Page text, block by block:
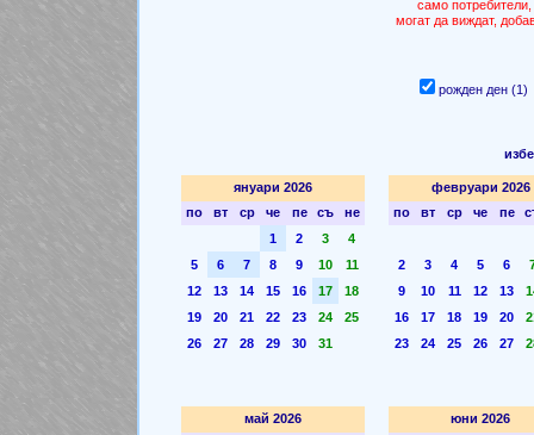
само
могат да виждат,
рожден ден
януари 2026
по
вт ср че пе съ
не
1
2 3
4
5
6 7 8 9 10
11
12
13 14 15 16 17
18
19
20 21 22 23 24
25
26
27 28 29 30 31
февруари 2026
по
вт ср че пе
2 3 4 5 6
9
10 11 12 13
16
17 18 19 20
23
24 25 26 27
май 2026
юни 2026